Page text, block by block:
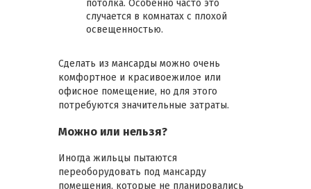
потолка. Особенно часто это
случается в комнатах с плохой
освещенностью.
Сделать из мансарды можно очень
комфортное и красивоежилое или
офисное помещение, но для этого
потребуются значительные затраты.
Можно или нельзя?
Иногда жильцы пытаются
переоборудовать под мансарду
помещения, которые не планировались